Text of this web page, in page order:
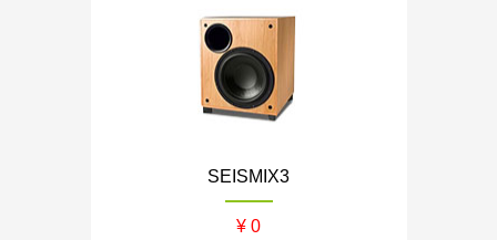
SEISMIX3
¥ 0